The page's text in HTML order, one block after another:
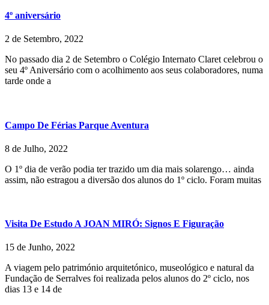
4º aniversário
2 de Setembro, 2022
No passado dia 2 de Setembro o Colégio Internato Claret celebrou o
seu 4º Aniversário com o acolhimento aos seus colaboradores, numa
tarde onde a
Campo De Férias Parque Aventura
8 de Julho, 2022
O 1º dia de verão podia ter trazido um dia mais solarengo… ainda
assim, não estragou a diversão dos alunos do 1º ciclo. Foram muitas
Visita De Estudo A JOAN MIRÓ: Signos E Figuração
15 de Junho, 2022
A viagem pelo património arquitetónico, museológico e natural da
Fundação de Serralves foi realizada pelos alunos do 2º ciclo, nos
dias 13 e 14 de